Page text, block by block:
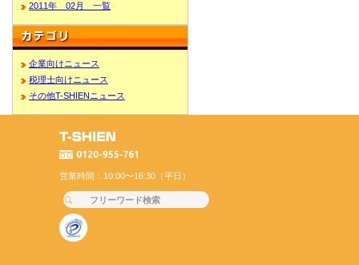
2011年 02月 一覧
企業向けニュース
税理士向けニュース
その他T-SHIENニュース
営業時間：10:00〜16:30（平日）